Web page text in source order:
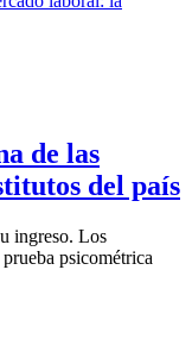
de las
del país
ingreso. Los
psicométrica